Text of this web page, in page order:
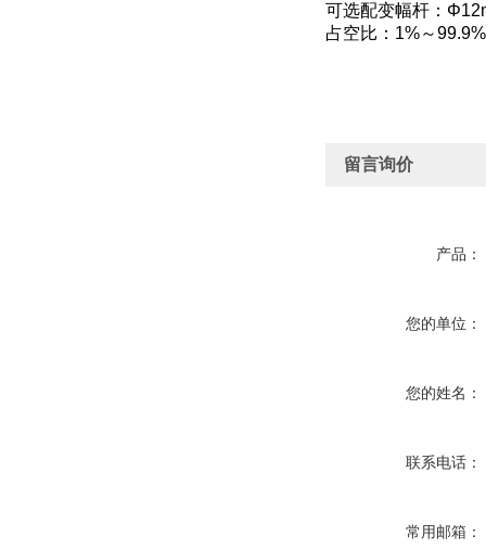
可选配变幅杆：
占空比：1%～99.9%
留言询价
产品：
您的单位：
您的姓名：
联系电话：
常用邮箱：